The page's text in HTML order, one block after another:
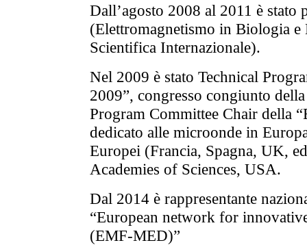
Dall’agosto 2008 al 2011 è stato
(Elettromagnetismo in Biologia
Scientifica Internazionale).
Nel 2009 è stato Technical
2009”, congresso congiunto
Program Committee Chair della
dedicato alle microonde in
Europei (Francia, Spagna, UK,
Academies of Sciences, USA.
Dal 2014 è rappresentante
“European network for
(EMF-MED)”